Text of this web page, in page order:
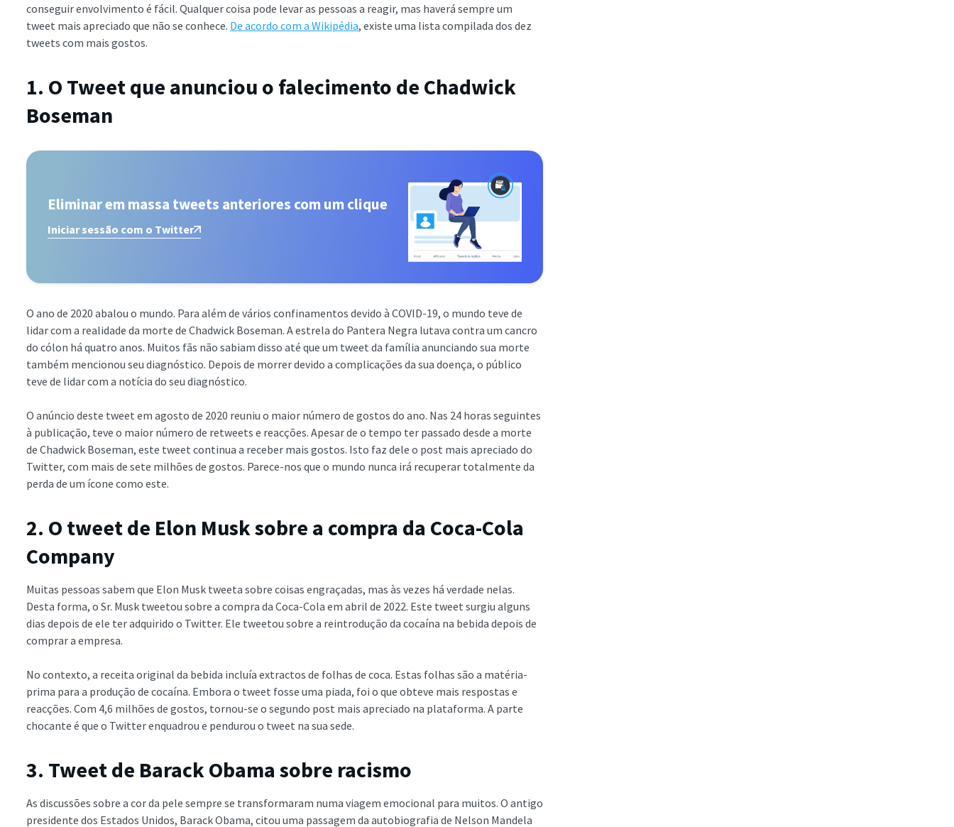
conseguir envolvimento é fácil. Qualquer coisa pode levar as pessoas a reagir, mas haverá sempre um
tweet mais apreciado que não se conhece. De acordo com a Wikipédia, existe uma lista compilada dos dez
tweets com mais gostos.
1. O Tweet que anunciou o falecimento de Chadwick
Boseman
Eliminar em massa tweets anteriores com um clique
Iniciar sessão com o Twitter
O ano de 2020 abalou o mundo. Para além de vários confinamentos devido à COVID-19, o mundo teve de
lidar com a realidade da morte de Chadwick Boseman. A estrela do Pantera Negra lutava contra um cancro
do cólon há quatro anos. Muitos fãs não sabiam disso até que um tweet da família anunciando sua morte
também mencionou seu diagnóstico. Depois de morrer devido a complicações da sua doença, o público
teve de lidar com a notícia do seu diagnóstico.
O anúncio deste tweet em agosto de 2020 reuniu o maior número de gostos do ano. Nas 24 horas seguintes
à publicação, teve o maior número de retweets e reacções. Apesar de o tempo ter passado desde a morte
de Chadwick Boseman, este tweet continua a receber mais gostos. Isto faz dele o post mais apreciado do
Twitter, com mais de sete milhões de gostos. Parece-nos que o mundo nunca irá recuperar totalmente da
perda de um ícone como este.
2. O tweet de Elon Musk sobre a compra da Coca-Cola
Company
Muitas pessoas sabem que Elon Musk tweeta sobre coisas engraçadas, mas às vezes há verdade nelas.
Desta forma, o Sr. Musk tweetou sobre a compra da Coca-Cola em abril de 2022. Este tweet surgiu alguns
dias depois de ele ter adquirido o Twitter. Ele tweetou sobre a reintrodução da cocaína na bebida depois de
comprar a empresa.
No contexto, a receita original da bebida incluía extractos de folhas de coca. Estas folhas são a matéria-
prima para a produção de cocaína. Embora o tweet fosse uma piada, foi o que obteve mais respostas e
reacções. Com 4,6 milhões de gostos, tornou-se o segundo post mais apreciado na plataforma. A parte
chocante é que o Twitter enquadrou e pendurou o tweet na sua sede.
3. Tweet de Barack Obama sobre racismo
As discussões sobre a cor da pele sempre se transformaram numa viagem emocional para muitos. O antigo
presidente dos Estados Unidos, Barack Obama, citou uma passagem da autobiografia de Nelson Mandela